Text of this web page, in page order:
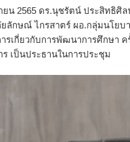
น 2565 ดร.นุชรัตน์ ประสิทธิศิ
ยลักษณ์ ไกรสาตร์ ผอ.กลุ่มนโย
เกี่ยวกับการพัฒนาการศึกษา ค
เป็นประธานในการประชุม